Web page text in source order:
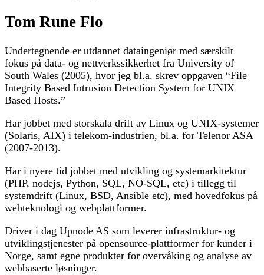
Tom Rune Flo
Undertegnende er utdannet dataingeniør med særskilt
fokus på data- og nettverkssikkerhet fra University of
South Wales (2005), hvor jeg bl.a. skrev oppgaven “File
Integrity Based Intrusion Detection System for UNIX
Based Hosts.”
Har jobbet med storskala drift av Linux og UNIX-systemer
(Solaris, AIX) i telekom-industrien, bl.a. for Telenor ASA
(2007-2013).
Har i nyere tid jobbet med utvikling og systemarkitektur
(PHP, nodejs, Python, SQL, NO-SQL, etc) i tillegg til
systemdrift (Linux, BSD, Ansible etc), med hovedfokus på
webteknologi og webplattformer.
Driver i dag Upnode AS som leverer infrastruktur- og
utviklingstjenester på opensource-plattformer for kunder i
Norge, samt egne produkter for overvåking og analyse av
webbaserte løsninger.